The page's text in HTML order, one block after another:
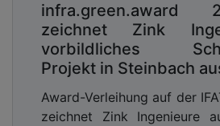
infra.green.award
zeichnet Zink
vorbildliches
Projekt in Steinbach
Award-Verleihung auf der
zeichnet Zink Ingenieure